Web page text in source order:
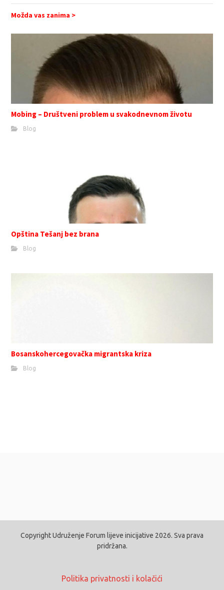
Možda vas zanima >
Mobing – Društveni problem u svakodnevnom životu
Blog
Opština Tešanj bez brana
Blog
Bosanskohercegovačka migrantska kriza
Blog
Copyright Udruženje Forum lijeve inicijative 2026. Sva prava
pridržana.
Politika privatnosti i kolačići